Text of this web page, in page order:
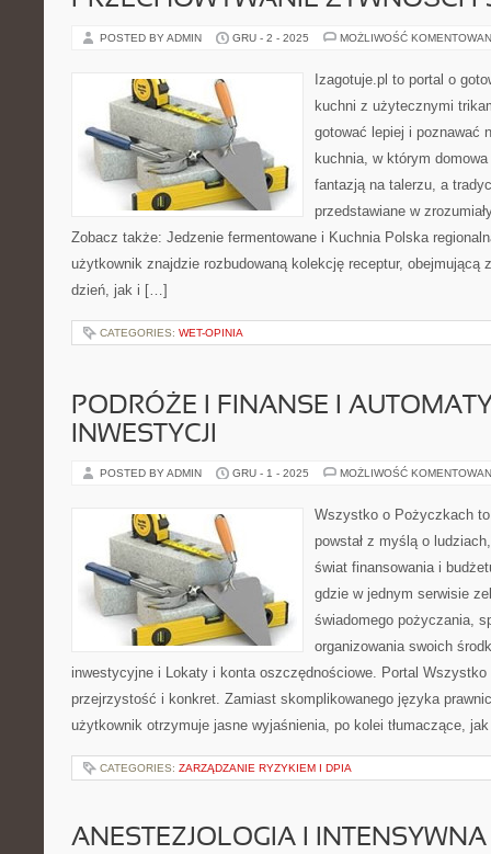
POSTED BY ADMIN GRU - 2 - 2025 MOŻLIWOŚĆ
Izagotuje.pl to portal o
kuchni z użytecznymi
gotować lepiej i poznawać
kuchnia, w którym
fantazją na talerzu, a
przedstawiane w
Zobacz także: Jedzenie fermentowane i Kuchnia Polska
użytkownik znajdzie rozbudowaną kolekcję receptur, obejmującą
dzień, jak i […]
CATEGORIES: WET-OPINIA
PODRÓŻE I FINANSE I
INWESTYCJI
POSTED BY ADMIN GRU - 1 - 2025 MOŻLIWOŚĆ
Wszystko o Pożyczkach
powstał z myślą o
świat finansowania i
gdzie w jednym serwisie
świadomego pożyczania,
organizowania swoich
inwestycyjne i Lokaty i konta oszczędnościowe. Portal
przejrzystość i konkret. Zamiast skomplikowanego języka
użytkownik otrzymuje jasne wyjaśnienia, po kolei tłumaczące,
CATEGORIES: ZARZĄDZANIE RYZYKIEM I DPIA
ANESTEZJOLOGIA I